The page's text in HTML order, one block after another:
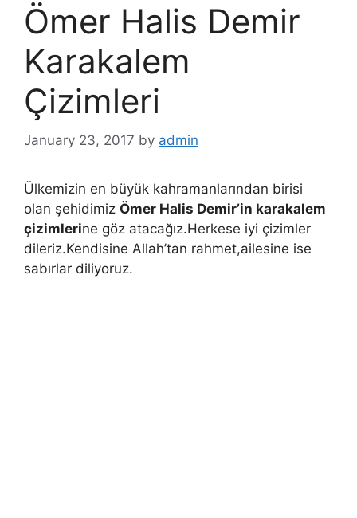
Ömer Halis Demir
Karakalem
Çizimleri
January 23, 2017 by admin
Ülkemizin en büyük kahramanlarından birisi
olan şehidimiz Ömer Halis Demir’in karakalem
çizimlerine göz atacağız.Herkese iyi çizimler
dileriz.Kendisine Allah’tan rahmet,ailesine ise
sabırlar diliyoruz.